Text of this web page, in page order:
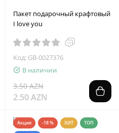
Пакет подарочный крафтовый
I love you
Код: GB-0027376
В наличии
3.50 AZN
2.50 AZN
Акция -18 % ХИТ ТОП